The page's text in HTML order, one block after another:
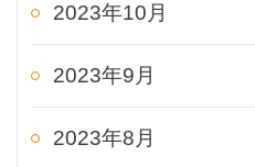
2023年10月
2023年9月
2023年8月